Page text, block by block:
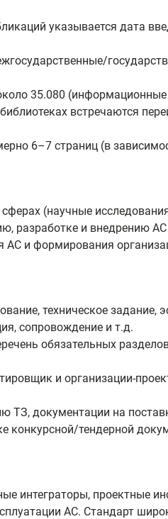
указывается дата
35.080 (информационные
встречаются
6–7 страниц (в
(научные
разработке и внедрению
АС и формирования
техническое задание,
сопровождение и т.д.
обязательных
и
ТЗ, документации на
конкурсной/тендерной
интеграторы, проектные
АС. Стандарт